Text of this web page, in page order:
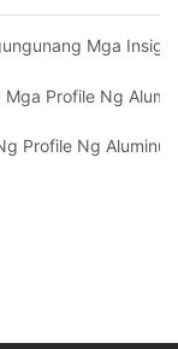
Aluminum Profile
Mga
Profile
Mga Profile Ng
Profile Ng